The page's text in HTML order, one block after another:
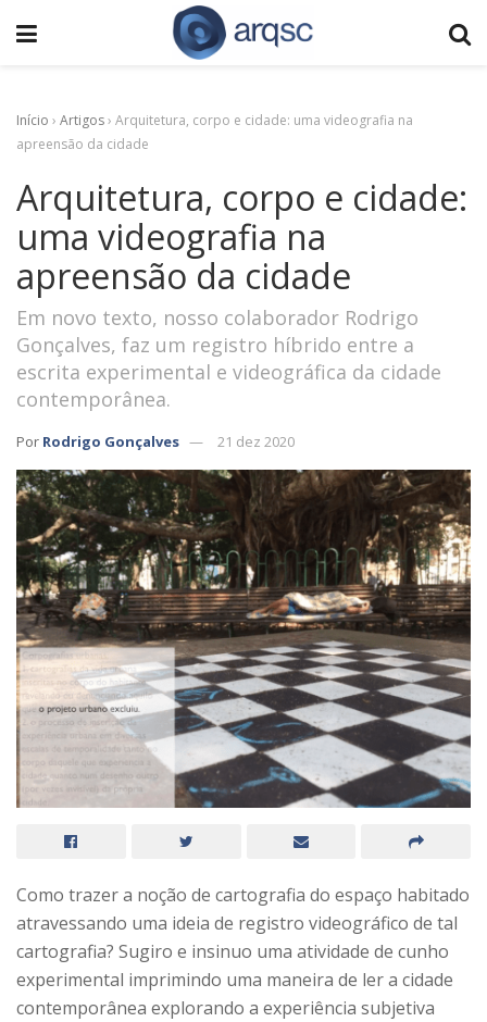
Início › Artigos› Arquitetura, corpo e cidade: uma videografia na
apreensão da cidade
Arquitetura, corpo e cidade:
uma videografia na
apreensão da cidade
Em novo texto, nosso colaborador Rodrigo
Gonçalves, faz um registro híbrido entre a
escrita experimental e videográfica da cidade
contemporânea.
Por Rodrigo Gonçalves 21 dez 2020
Como trazer a noção de cartografia do espaço habitado
atravessando uma ideia de registro videográfico de tal
cartografia? Sugiro e insinuo uma atividade de cunho
experimental imprimindo uma maneira de ler a cidade
contemporânea explorando a experiência subjetiva